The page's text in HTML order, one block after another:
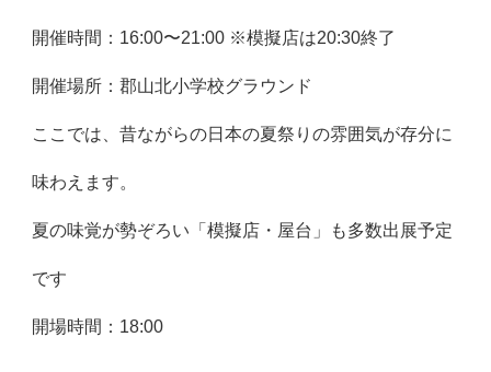
開催時間：16:00〜21:00 ※模擬店は20:30終了
開催場所：郡山北小学校グラウンド
ここでは、昔ながらの日本の夏祭りの雰囲気が存分に
味わえます。
夏の味覚が勢ぞろい「模擬店・屋台」も多数出展予定
です
開場時間：18:00